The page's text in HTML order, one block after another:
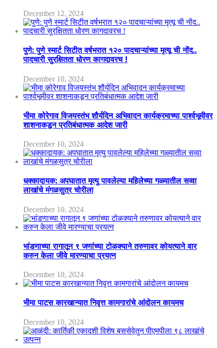
December 12, 2024
पुणे: पुणे स्मार्ट सिटीत वर्षभरात १२० पादचाऱ्यांच्या मृत्यू ची नोंद..
पादचारी सुरक्षितता धोरण कागदावरच !
December 10, 2024
भीमा कोरेगाव विजयस्तंभ शौर्यदिन अभिवादन कार्यक्रमाच्या पार्श्वभूमीवर
शाशनाकडून प्रतिबंधात्मक आदेश जारी
December 10, 2024
धक्कादायक: अपघातात मृत्यु पावलेल्या महिलेच्या गळ्यातील सव्वा
लाखांचे मंगळसुत्र चोरीला
December 10, 2024
भांडणाच्या रागातून ९ जणांच्या टोळक्याने तरुणावर कोयत्याने वार
करुन केला जीवे मारण्याचा प्रयत्न
December 10, 2024
भीमा पाटस कारखान्यात निवृत्त कामगारांचे आंदोलन कायमच
December 10, 2024